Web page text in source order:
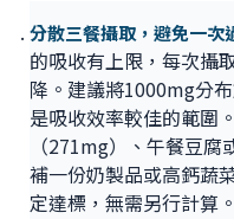
分散三餐攝取，避免一次
的吸收有上限，每次攝
降。建議將1000mg分
是吸收效率較佳的範圍
（271mg）、午餐豆
補一份奶製品或高鈣蔬
定達標，無需另行計算。